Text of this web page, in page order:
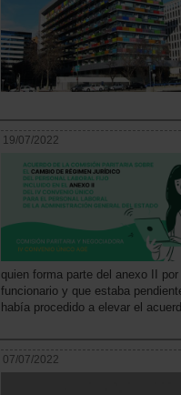
19/07/2022
quien forma parte del anexo II
funcionario y que estaba
había procedido a elevar el
07/07/2022